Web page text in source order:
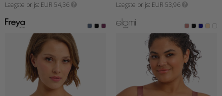
Laagste prijs EUR 54,36 Laagste prijs EUR 53,96